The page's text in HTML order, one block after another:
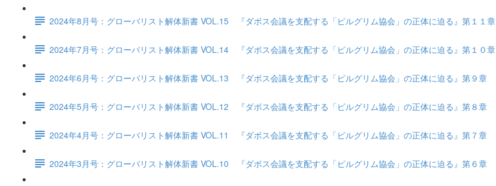
2024年8月号：グローバリスト解体新書 VOL.15 『ダボス会議を支配する「ピルグリム協会」の正体に迫る』第１１章
2024年7月号：グローバリスト解体新書 VOL.14 『ダボス会議を支配する「ピルグリム協会」の正体に迫る』第１０章
2024年6月号：グローバリスト解体新書 VOL.13 『ダボス会議を支配する「ピルグリム協会」の正体に迫る』第９章
2024年5月号：グローバリスト解体新書 VOL.12 『ダボス会議を支配する「ピルグリム協会」の正体に迫る』第８章
2024年4月号：グローバリスト解体新書 VOL.11 『ダボス会議を支配する「ピルグリム協会」の正体に迫る』第７章
2024年3月号：グローバリスト解体新書 VOL.10 『ダボス会議を支配する「ピルグリム協会」の正体に迫る』第６章